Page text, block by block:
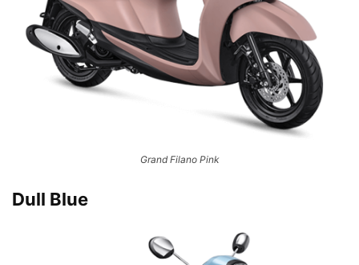
Grand Filano Pink
Dull Blue